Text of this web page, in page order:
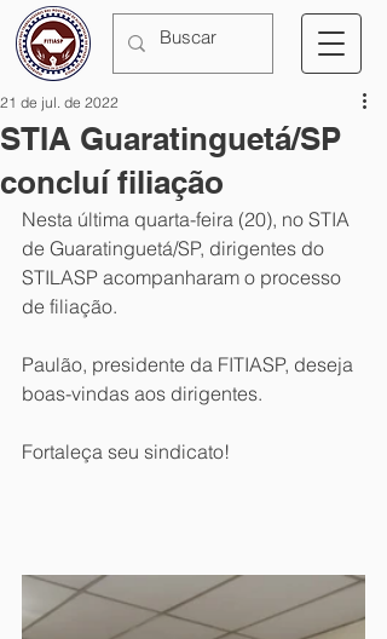
STIA Guaratinguetá/SP
concluí filiação
21 de jul. de 2022
Nesta última quarta-feira (20), no STIA
de Guaratinguetá/SP, dirigentes do
STILASP acompanharam o processo
de filiação.
Paulão, presidente da FITIASP, deseja
boas-vindas aos dirigentes.
Fortaleça seu sindicato!